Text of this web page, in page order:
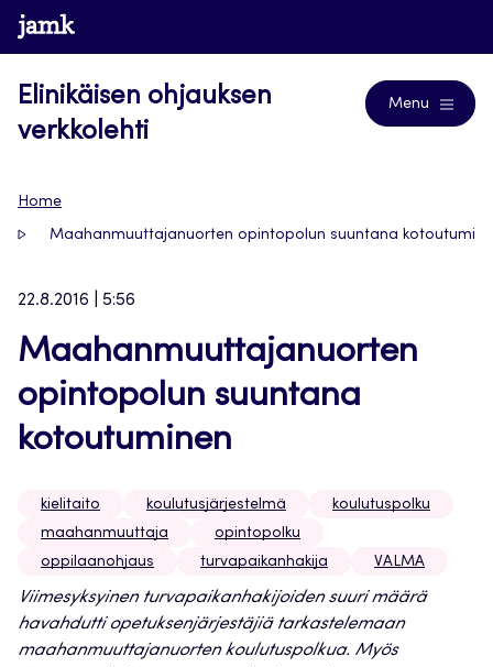
Siirry
suoraan
www.jamk.fi
Elinikäisen ohjauksen
verkkolehti
Menu
Home
Maahanmuuttajanuorten opintopolun suuntana
22.8.2016 | 5:56
Maahanmuuttajanuorten
opintopolun suuntana
kotoutuminen
kielitaito koulutusjärjestelmä
koulutuspolku
maahanmuuttaja
opintopolku
oppilaanohjaus
turvapaikanhakija VALMA
Viimesyksyinen turvapaikanhakijoiden suuri määrä
havahdutti opetuksenjärjestäjiä tarkastelemaan
maahanmuuttajanuorten koulutuspolkua. Myös